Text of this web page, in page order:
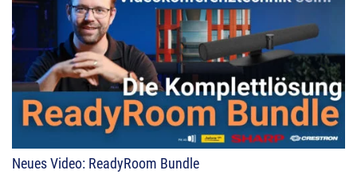
Neues Video: ReadyRoom Bundle